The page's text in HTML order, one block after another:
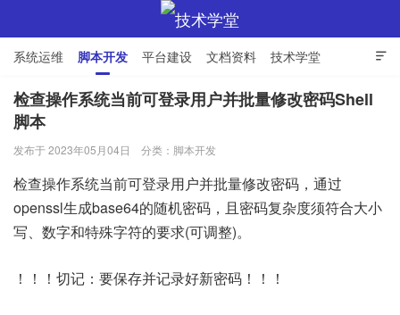
技术学堂

系统运维 脚本开发 平台建设 文档资料 技术学堂
检查操作系统当前可登录用户并批量修改密码Shell
脚本
发布于 2023年05月04日 分类： 脚本开发
检查操作系统当前可登录用户并批量修改密码，通过
openssl生成base64的随机密码，且密码复杂度须符合大小
写、数字和特殊字符的要求(可调整)。
！！！切记：要保存并记录好新密码！！！